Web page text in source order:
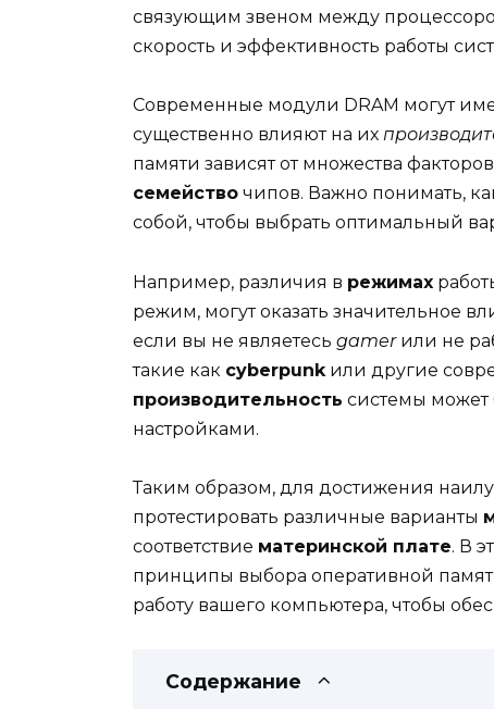
связующим звеном между
скорость и эффективность работы
Современные модули DRAM могут
существенно влияют на их
памяти зависят от множества
семейство чипов. Важно понимать,
собой, чтобы выбрать оптимальный
Например, различия в режимах
режим, могут оказать значительное
если вы не являетесь gamerили не
такие как cyberpunk или другие
производительность системы может
настройками.
Таким образом, для достижения
протестировать различные варианты
соответствие материнской плате. В
принципы выбора оперативной
работу вашего компьютера, чтобы
Содержание